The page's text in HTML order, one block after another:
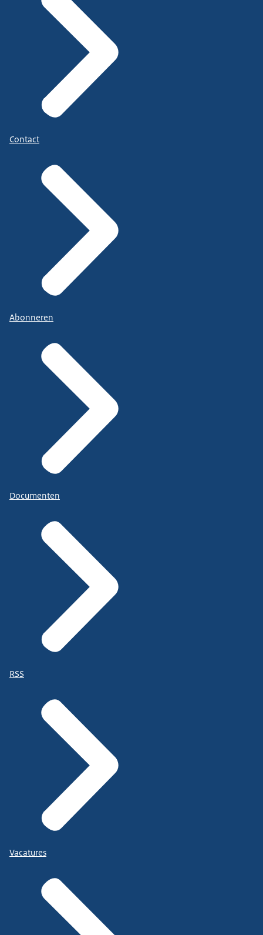
Contact
Abonneren
Documenten
RSS
Vacatures